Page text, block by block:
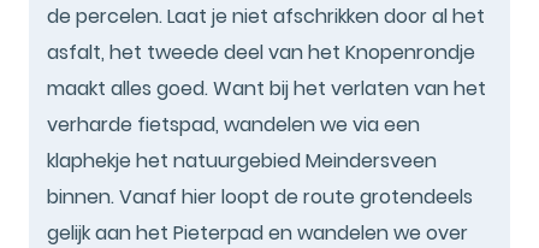
de percelen. Laat je niet afschrikken door al het
asfalt, het tweede deel van het Knopenrondje
maakt alles goed. Want bij het verlaten van het
verharde fietspad, wandelen we via een
klaphekje het natuurgebied Meindersveen
binnen. Vanaf hier loopt de route grotendeels
gelijk aan het Pieterpad en wandelen we over